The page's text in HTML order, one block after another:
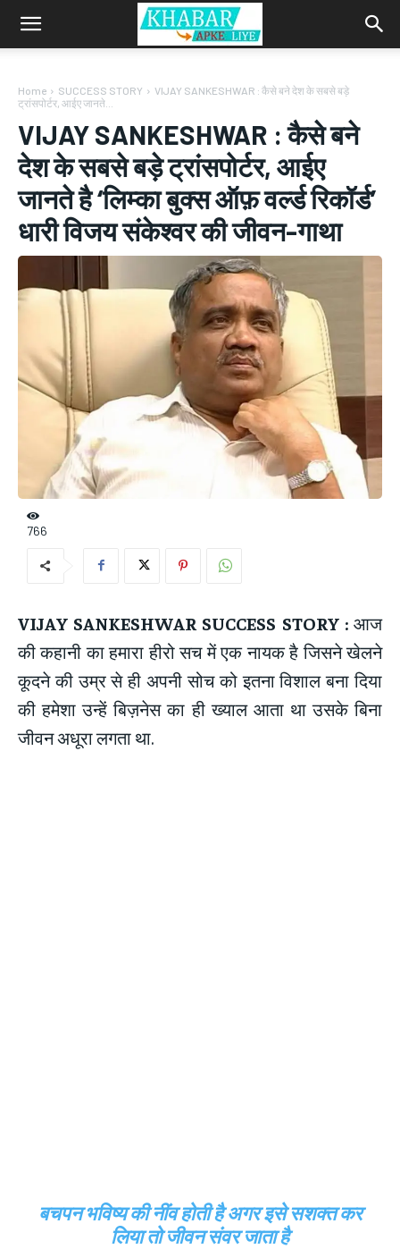
Home SUCCESS STORY
VIJAY SANKESHWAR : कैसे बने देश के सबसे बड़े
ट्रांसपोर्टर, आईए जानते...
VIJAY SANKESHWAR : कैसे बने
देश के सबसे बड़े ट्रांसपोर्टर, आईए
जानते है ‘लिम्का बुक्स ऑफ़ वर्ल्ड रिकॉर्ड’
धारी विजय संकेश्वर की जीवन-गाथा
766
VIJAY SANKESHWAR SUCCESS STORY : आज
की कहानी का हमारा हीरो सच में एक नायक है जिसने खेलने
कूदने की उम्र से ही अपनी सोच को इतना विशाल बना दिया
की हमेशा उन्हें बिज़नेस का ही ख्याल आता था उसके बिना
जीवन अधूरा लगता था.
बचपन भविष्य की नींव होती है अगर इसे सशक्त कर
लिया तो जीवन संवर जाता है